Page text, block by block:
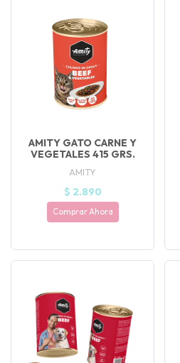
AMITY GATO CARNE Y
VEGETALES 415 GRS.
AMITY
$ 2.890
Comprar Ahora